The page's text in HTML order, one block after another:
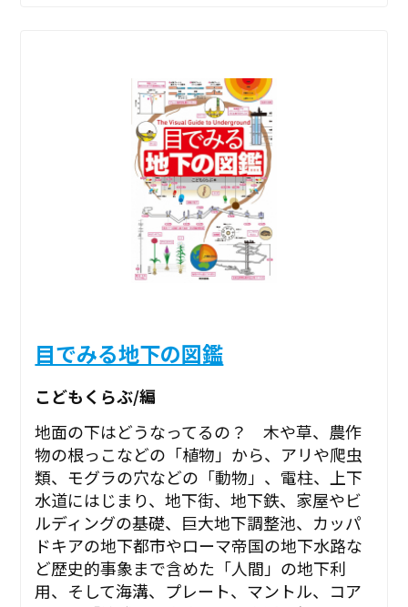
目でみる地下の図鑑
こどもくらぶ/編
地面の下はどうなってるの？ 木や草、農作
物の根っこなどの「植物」から、アリや爬虫
類、モグラの穴などの「動物」、電柱、上下
水道にはじまり、地下街、地下鉄、家屋やビ
ルディングの基礎、巨大地下調整池、カッパ
ドキアの地下都市やローマ帝国の地下水路な
ど歴史的事象まで含めた「人間」の地下利
用、そして海溝、プレート、マントル、コア